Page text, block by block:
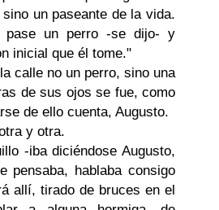
un paseante de la vida.
pase un perro -se dijo- y
inicial que él tome."
calle no un perro, sino una
de sus ojos se fue, como
de ello cuenta, Augusto.
y otra.
-iba diciéndose Augusto,
pensaba, hablaba consigo
allí, tirado de bruces en el